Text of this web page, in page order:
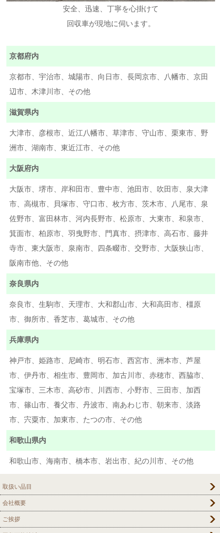
安全、迅速、丁寧を心掛けて
回収車が現地に伺います。
京都府内
京都市、宇治市、城陽市、向日市、長岡京市、八幡市、京田
辺市、木津川市、その他
滋賀県内
大津市、彦根市、近江八幡市、草津市、守山市、栗東市、野
洲市、湖南市、東近江市、その他
大阪府内
大阪市、堺市、岸和田市、豊中市、池田市、吹田市、泉大津
市、高槻市、貝塚市、守口市、枚方市、茨木市、八尾市、泉
佐野市、富田林市、河内長野市、松原市、大東市、和泉市、
箕面市、柏原市、羽曳野市、門真市、摂津市、高石市、藤井
寺市、東大阪市、泉南市、四条畷市、交野市、大阪狭山市、
阪南市他、その他
奈良県内
奈良市、生駒市、天理市、大和郡山市、大和高田市、橿原
市、御所市、香芝市、葛城市、その他
兵庫県内
神戸市、姫路市、尼崎市、明石市、西宮市、洲本市、芦屋
市、伊丹市、相生市、豊岡市、加古川市、赤穂市、西脇市、
宝塚市、三木市、高砂市、川西市、小野市、三田市、加西
市、篠山市、養父市、丹波市、南あわじ市、朝来市、淡路
市、宍粟市、加東市、たつの市、その他
和歌山県内
和歌山市、海南市、橋本市、岩出市、紀の川市、その他
取扱い品目
会社概要
ご挨拶